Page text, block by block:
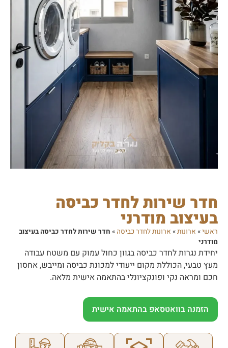
חדר שירות לחדר כביסה
בעיצוב מודרני
ראשי» ארונות» ארונות לחדר כביסה » חדר שירות לחדר כביסה בעיצוב
מודרני
יחידת נגרות לחדר כביסה בגוון כחול עמוק עם משטח עבודה
מעץ טבעי, הכוללת מקום ייעודי למכונת כביסה ומייבש, אחסון
חכם ומראה נקי ופונקציונלי בהתאמה אישית מלאה.
הזמנה בוואטסאפ בהתאמה אישית